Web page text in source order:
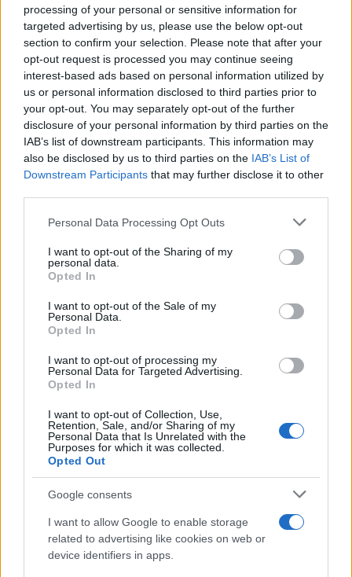
processing of your personal or sensitive information for
targeted advertising by us, please use the below opt-out
section to confirm your selection. Please note that after your
opt-out request is processed you may continue seeing
interest-based ads based on personal information utilized by
us or personal information disclosed to third parties prior to
your opt-out. You may separately opt-out of the further
disclosure of your personal information by third parties on the
IAB’s list of downstream participants. This information may
also be disclosed by us to third parties on the IAB’s List of
Downstream Participants that may further disclose it to other
Please note that this website/app uses one or more Google
not limited to your visit or usage behaviour. You may click to
grant or deny consent to Google and its third-party tags to
use your data for below specified purposes in below Google
consent section.
Personal Data Processing Opt Outs
I want to opt-out of the Sharing of my
personal data.
Opted In
I want to opt-out of the Sale of my
Personal Data.
Opted In
I want to opt-out of processing my
Personal Data for Targeted Advertising.
Opted In
I want to opt-out of Collection, Use,
Retention, Sale, and/or Sharing of my
Personal Data that Is Unrelated with the
Purposes for which it was collected.
Opted Out
Google consents
I want to allow Google to enable storage
related to advertising like cookies on web or
device identifiers in apps.
2000 /2000
Υποβολή σχολίου
Όροι Χρήσης. Το site προστατεύεται από reCAPTCHA, ισχύουν
Πολιτική Απορρήτου&Όροι Χρήσηςτης Google.
Media
ΑΓΡΙΕΣ ΜΕΛΙΣΣΕΣ
ΑΜΑΛΙΑ ΚΑΒΑΛΗ
Share:
ενημερωθείτε πρώτοι για όλη την ειδησεογραφία και τα
τελευταία νέατης ημέρας
Πιο δημοφιλή
Ριτσώνας το «ύστατο χαίρε» στον Έλληνα
σύνδεσμο του ελικοπτέρου που έπεσε στην
Ψάθα
Η Αγγελική Ηλιάδη περιγράφει το θαύμα
της: «Ήταν ό,τι πιο όμορφο έχω δει στη ζωή
Ο Γιάννης Φακίνος αποκάλυψε πώς έγινε
viral το τραγούδι του «Λογαριασμός» που
ερμηνεύει η Κατερίνα Λιόλιου